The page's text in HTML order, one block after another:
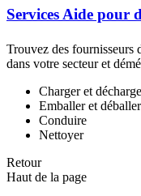
Services Aide pour
Trouvez des fournisseurs
dans votre secteur et
Charger et
Emballer et déballer
Conduire
Nettoyer
Retour
Haut de la page